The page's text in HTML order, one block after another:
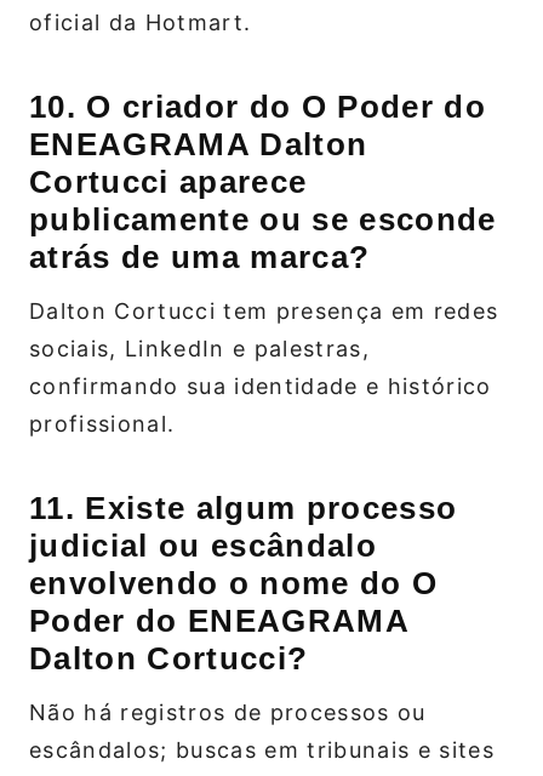
oficial da Hotmart.
10. O criador do O Poder do
ENEAGRAMA Dalton
Cortucci aparece
publicamente ou se esconde
atrás de uma marca?
Dalton Cortucci tem presença em redes
sociais, LinkedIn e palestras,
confirmando sua identidade e histórico
profissional.
11. Existe algum processo
judicial ou escândalo
envolvendo o nome do O
Poder do ENEAGRAMA
Dalton Cortucci?
Não há registros de processos ou
escândalos; buscas em tribunais e sites